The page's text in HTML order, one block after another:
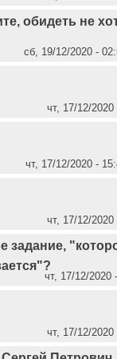
обидеть не
сб, 19/12/2020 -
чт, 17/12/
чт, 17/12/2020 -
чт, 17/12/
задание,
чт, 17/12/
чт, 17/12/